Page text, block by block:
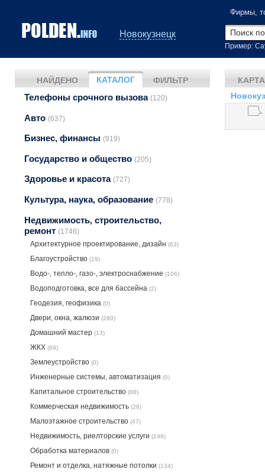
Новокузнецк
Фирмы,
Пример:
НАЙДЕНО КАТАЛОГ ФИЛЬТР
Телефоны срочного вызова (120)
Авто (637)
Бизнес, финансы (919)
Государство и общество (205)
Здоровье и красота (727)
Культура, наука, образование (778)
Недвижимость, строительство,
ремонт (1746)
Архитектурное проектирование, дизайн (63)
Благоустройство (19)
Водо-, тепло-, газо-, электроснабжение (106)
Водоподготовка, все для бассейна (2)
Геодезия, геофизика (0)
Двери, окна, жалюзи (280)
Домашний мастер (13)
ЖКХ (69)
Землеустройство (0)
Инженерные системы, автоматизация (0)
Капитальное строительство (88)
Коммерческая недвижимость (28)
Малоэтажное строительство (47)
Недвижимость, риелторские услуги (198)
Обработка материалов (0)
Ремонт и отделка, натяжные потолки (134)
КАРТА